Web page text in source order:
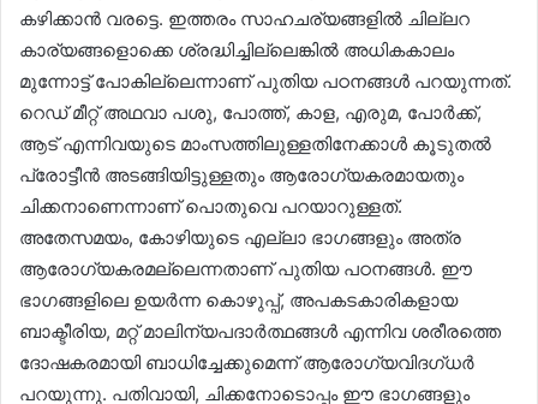
കഴിക്കാൻ വരട്ടെ. ഇത്തരം സാഹചര്യങ്ങളിൽ ചില്ലറ
കാര്യങ്ങളൊക്കെ ശ്രദ്ധിച്ചില്ലെങ്കിൽ അധികകാലം
മുന്നോട്ട് പോകില്ലെന്നാണ് പുതിയ പഠനങ്ങൾ പറയുന്നത്.
റെഡ് മീറ്റ് അഥവാ പശു, പോത്ത്, കാള, എരുമ, പോർക്ക്,
ആട് എന്നിവയുടെ മാംസത്തിലുള്ളതിനേക്കാൾ കൂടുതൽ
പ്രോട്ടീൻ അടങ്ങിയിട്ടുള്ളതും ആരോഗ്യകരമായതും
ചിക്കനാണെന്നാണ് പൊതുവെ പറയാറുള്ളത്.
അതേസമയം, കോഴിയുടെ എല്ലാ ഭാഗങ്ങളും അത്ര
ആരോഗ്യകരമല്ലെന്നതാണ് പുതിയ പഠനങ്ങൾ. ഈ
ഭാഗങ്ങളിലെ ഉയർന്ന കൊഴുപ്പ്, അപകടകാരികളായ
ബാക്ടീരിയ, മറ്റ് മാലിന്യപദാർത്ഥങ്ങൾ എന്നിവ ശരീരത്തെ
ദോഷകരമായി ബാധിച്ചേക്കുമെന്ന് ആരോഗ്യവിദഗ്ധർ
പറയുന്നു. പതിവായി, ചിക്കനോടൊപ്പം ഈ ഭാഗങ്ങളും